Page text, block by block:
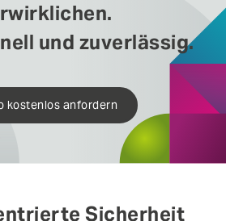
und zuverlässig.
kostenlos anfordern
Sicherheit